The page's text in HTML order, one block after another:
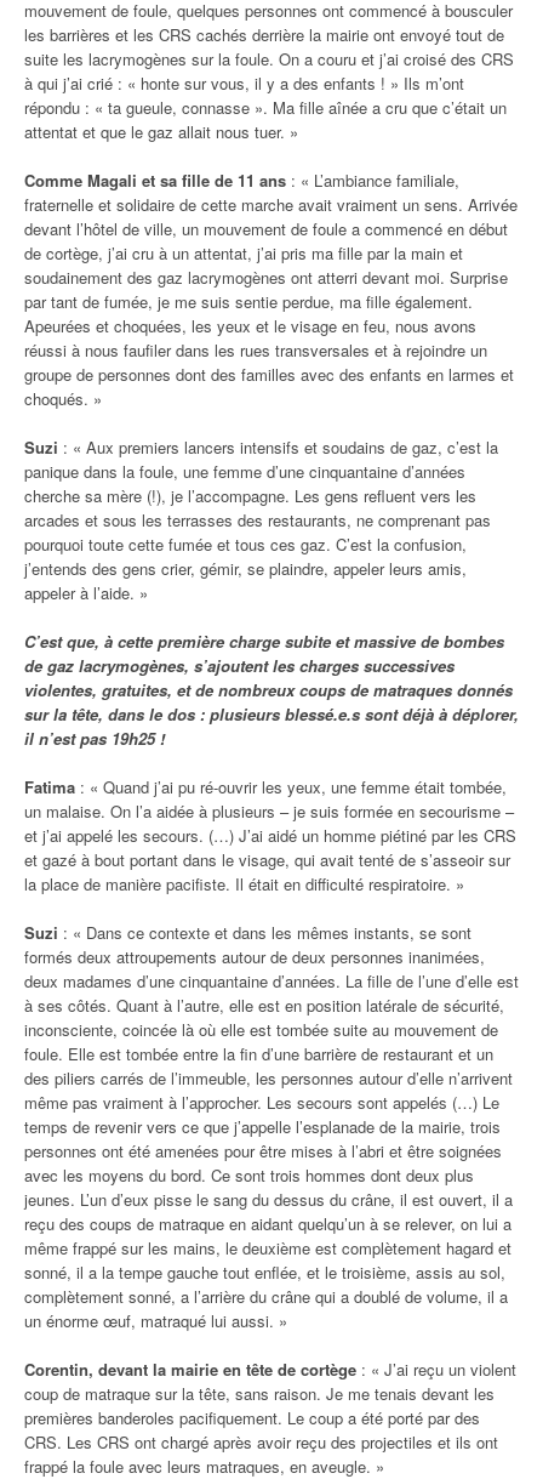
mouvement de foule, quelques personnes ont commencé à bousculer
les barrières et les CRS cachés derrière la mairie ont envoyé tout de
suite les lacrymogènes sur la foule. On a couru et j’ai croisé des CRS
à qui j’ai crié : « honte sur vous, il y a des enfants ! » Ils m’ont
répondu : « ta gueule, connasse ». Ma fille aînée a cru que c’était un
attentat et que le gaz allait nous tuer. »
Comme Magali et sa fille de 11 ans : « L’ambiance familiale,
fraternelle et solidaire de cette marche avait vraiment un sens. Arrivée
devant l’hôtel de ville, un mouvement de foule a commencé en début
de cortège, j’ai cru à un attentat, j’ai pris ma fille par la main et
soudainement des gaz lacrymogènes ont atterri devant moi. Surprise
par tant de fumée, je me suis sentie perdue, ma fille également.
Apeurées et choquées, les yeux et le visage en feu, nous avons
réussi à nous faufiler dans les rues transversales et à rejoindre un
groupe de personnes dont des familles avec des enfants en larmes et
choqués. »
Suzi : « Aux premiers lancers intensifs et soudains de gaz, c’est la
panique dans la foule, une femme d’une cinquantaine d’années
cherche sa mère (!), je l’accompagne. Les gens refluent vers les
arcades et sous les terrasses des restaurants, ne comprenant pas
pourquoi toute cette fumée et tous ces gaz. C’est la confusion,
j’entends des gens crier, gémir, se plaindre, appeler leurs amis,
appeler à l’aide. »
C’est que, à cette première charge subite et massive de bombes
de gaz lacrymogènes, s’ajoutent les charges successives
violentes, gratuites, et de nombreux coups de matraques donnés
sur la tête, dans le dos : plusieurs blessé.e.s sont déjà à déplorer,
il n’est pas 19h25 !
Fatima : « Quand j’ai pu ré-ouvrir les yeux, une femme était tombée,
un malaise. On l’a aidée à plusieurs – je suis formée en secourisme –
et j’ai appelé les secours. (…) J’ai aidé un homme piétiné par les CRS
et gazé à bout portant dans le visage, qui avait tenté de s’asseoir sur
la place de manière pacifiste. Il était en difficulté respiratoire. »
Suzi : « Dans ce contexte et dans les mêmes instants, se sont
formés deux attroupements autour de deux personnes inanimées,
deux madames d’une cinquantaine d’années. La fille de l’une d’elle est
à ses côtés. Quant à l’autre, elle est en position latérale de sécurité,
inconsciente, coincée là où elle est tombée suite au mouvement de
foule. Elle est tombée entre la fin d’une barrière de restaurant et un
des piliers carrés de l’immeuble, les personnes autour d’elle n’arrivent
même pas vraiment à l’approcher. Les secours sont appelés (…) Le
temps de revenir vers ce que j’appelle l’esplanade de la mairie, trois
personnes ont été amenées pour être mises à l’abri et être soignées
avec les moyens du bord. Ce sont trois hommes dont deux plus
jeunes. L’un d’eux pisse le sang du dessus du crâne, il est ouvert, il a
reçu des coups de matraque en aidant quelqu’un à se relever, on lui a
même frappé sur les mains, le deuxième est complètement hagard et
sonné, il a la tempe gauche tout enflée, et le troisième, assis au sol,
complètement sonné, a l’arrière du crâne qui a doublé de volume, il a
un énorme œuf, matraqué lui aussi. »
Corentin, devant la mairie en tête de cortège : « J’ai reçu un violent
coup de matraque sur la tête, sans raison. Je me tenais devant les
premières banderoles pacifiquement. Le coup a été porté par des
CRS. Les CRS ont chargé après avoir reçu des projectiles et ils ont
frappé la foule avec leurs matraques, en aveugle. »